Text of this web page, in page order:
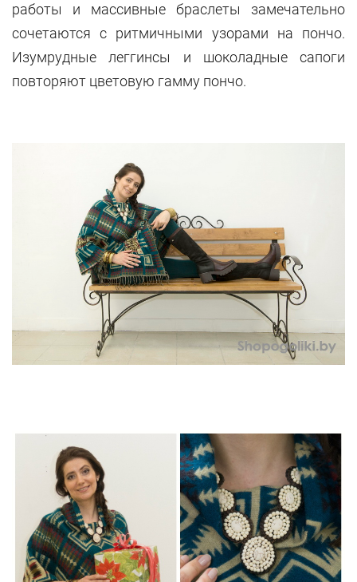
работы и массивные браслеты замечательно
сочетаются с ритмичными узорами на пончо.
Изумрудные леггинсы и шоколадные сапоги
повторяют цветовую гамму пончо.